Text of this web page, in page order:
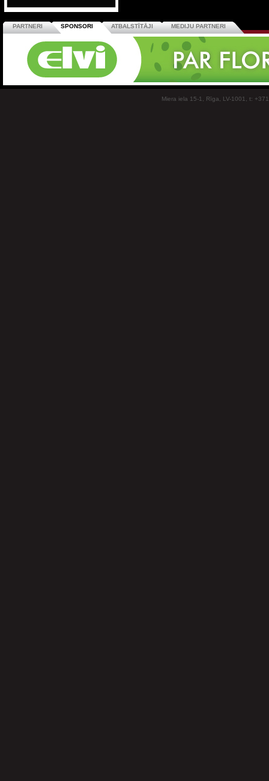
PARTNERI SPONSORI ATBALSTĪTĀJI MEDIJU PARTNERI
Miera iela 15-1, Rīga, LV-1001, t: